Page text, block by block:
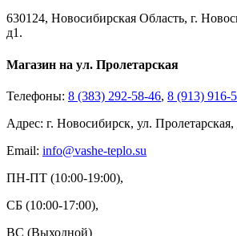
630124, Новосибирская Область, г.
д1.
Магазин на ул. Пролетарская
Телефоны: 8 (383) 292-58-46, 8 (913) 916-
Адрес: г. Новосибирск, ул. Пролетарская,
Email: info@vashe-teplo.su
ПН-ПТ (10:00-19:00),
СБ (10:00-17:00),
ВС (Выходной)